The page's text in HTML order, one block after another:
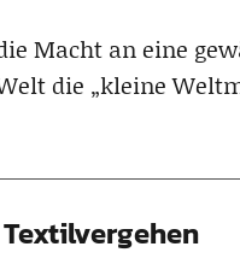
Macht an eine
die „kleine